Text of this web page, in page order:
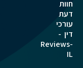
חוות
דעת
עורכי
דין -
Reviews-
IL